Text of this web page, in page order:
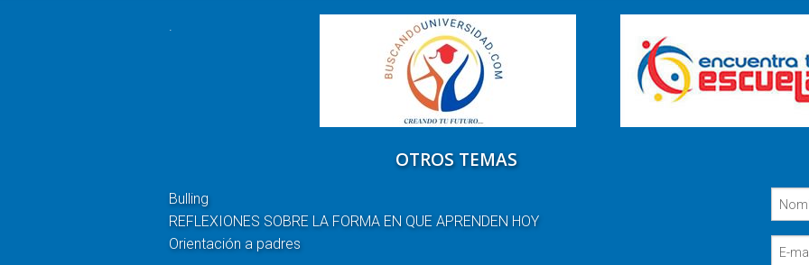
.
OTROS TEMAS
Bulling
REFLEXIONES SOBRE LA FORMA EN QUE APRENDEN HOY
Orientación a padres